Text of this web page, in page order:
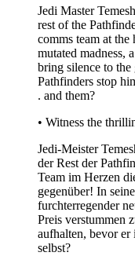
Jedi Master
rest of the
comms team at
mutated madness,
bring silence to the
Pathfinders stop
. and them?
• Witness the
Jedi-Meister
der Rest der
Team im Herzen
gegenüber! In
furchterregender
Preis verstummen
aufhalten, bevor er
selbst?